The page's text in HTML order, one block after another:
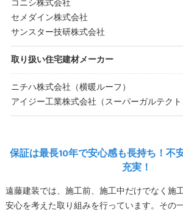
コニシ株式会社
セメダイン株式会社
サンスター技研株式会社
取り扱い住宅建材メーカー
ニチハ株式会社（横暖ルーフ）
アイジー工業株式会社（スーパーガルテクト
保証は最長10年で安心感も長持ち！不
充実！
遠藤建装では、施工前、施工中だけでなく施
安心を考えた取り組みを行っています。その